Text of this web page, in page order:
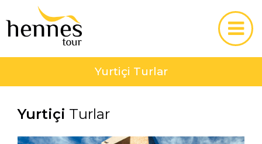
Yurtiçi Turlar
Yurtiçi Turlar